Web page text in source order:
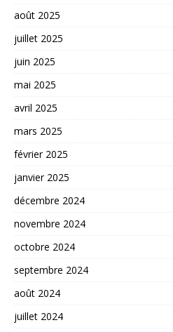
août 2025
juillet 2025
juin 2025
mai 2025
avril 2025
mars 2025
février 2025
janvier 2025
décembre 2024
novembre 2024
octobre 2024
septembre 2024
août 2024
juillet 2024